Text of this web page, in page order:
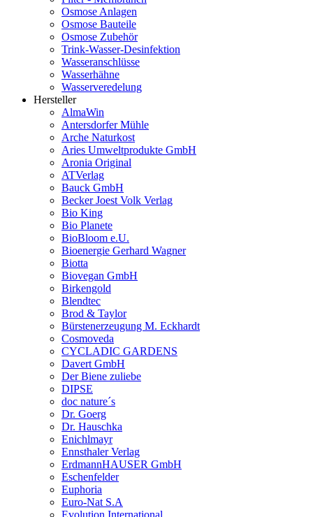
Osmose Anlagen
Osmose Bauteile
Osmose Zubehör
Trink-Wasser-Desinfektion
Wasseranschlüsse
Wasserhähne
Wasserveredelung
Hersteller
AlmaWin
Antersdorfer Mühle
Arche Naturkost
Aries Umweltprodukte GmbH
Aronia Original
ATVerlag
Bauck GmbH
Becker Joest Volk Verlag
Bio King
Bio Planete
BioBloom e.U.
Bioenergie Gerhard Wagner
Biotta
Biovegan GmbH
Birkengold
Blendtec
Brod & Taylor
Bürstenerzeugung M. Eckhardt
Cosmoveda
CYCLADIC GARDENS
Davert GmbH
Der Biene zuliebe
DIPSE
doc nature´s
Dr. Goerg
Dr. Hauschka
Enichlmayr
Ennsthaler Verlag
ErdmannHAUSER GmbH
Eschenfelder
Euphoria
Euro-Nat S.A
Evolution International